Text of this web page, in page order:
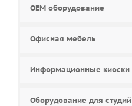
ОЕМ оборудование
Офисная мебель
Информационные киоски
Оборудование для студий